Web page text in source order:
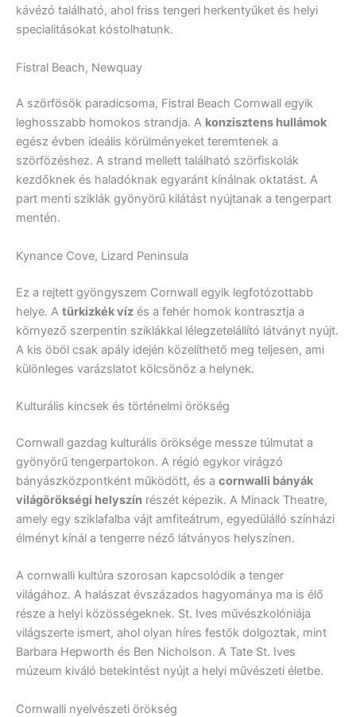
kávézó található, ahol friss tengeri herkentyűket és helyi
specialitásokat kóstolhatunk.
Fistral Beach, Newquay
A szörfösök paradicsoma, Fistral Beach Cornwall egyik
leghosszabb homokos strandja. A konzisztens hullámok
egész évben ideális körülményeket teremtenek a
szörfözéshez. A strand mellett található szörfiskolák
kezdőknek és haladóknak egyaránt kínálnak oktatást. A
part menti sziklák gyönyörű kilátást nyújtanak a tengerpart
mentén.
Kynance Cove, Lizard Peninsula
Ez a rejtett gyöngyszem Cornwall egyik legfotózottabb
helye. A türkizkék víz és a fehér homok kontrasztja a
környező szerpentin sziklákkal lélegzetelállító látványt nyújt.
A kis öböl csak apály idején közelíthető meg teljesen, ami
különleges varázslatot kölcsönöz a helynek.
Kulturális kincsek és történelmi örökség
Cornwall gazdag kulturális öröksége messze túlmutat a
gyönyörű tengerpartokon. A régió egykor virágzó
bányászközpontként működött, és a cornwalli bányák
világörökségi helyszín részét képezik. A Minack Theatre,
amely egy sziklafalba vájt amfiteátrum, egyedülálló színházi
élményt kínál a tengerre néző látványos helyszínen.
A cornwalli kultúra szorosan kapcsolódik a tenger
világához. A halászat évszázados hagyománya ma is élő
része a helyi közösségeknek. St. Ives művészkolóniája
világszerte ismert, ahol olyan híres festők dolgoztak, mint
Barbara Hepworth és Ben Nicholson. A Tate St. Ives
múzeum kiváló betekintést nyújt a helyi művészeti életbe.
Cornwalli nyelvészeti örökség